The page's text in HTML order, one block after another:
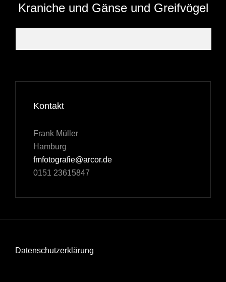
Kraniche und Gänse und Greifvögel
Kontakt
Frank Müller
Hamburg
fmfotografie@arcor.de
0151 23615847
Datenschutzerklärung